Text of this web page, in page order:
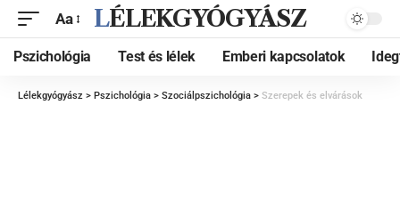
Aa LÉLEKGYÓGYÁSZ
Pszichológia Test és lélek Emberi kapcsolatok
Lélekgyógyász > Pszichológia > Szociálpszichológia > Szerepek és elvárások